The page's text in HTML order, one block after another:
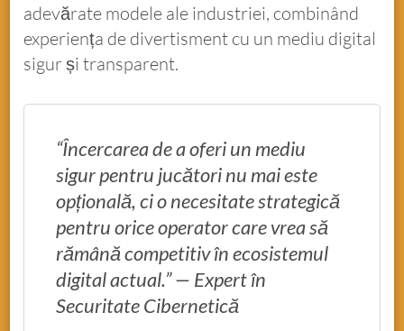
adevărate modele ale industriei, combinând
experiența de divertisment cu un mediu digital
sigur și transparent.
“Încercarea de a oferi un mediu
sigur pentru jucători nu mai este
opțională, ci o necesitate strategică
pentru orice operator care vrea să
rămână competitiv în ecosistemul
digital actual.” — Expert în
Securitate Cibernetică